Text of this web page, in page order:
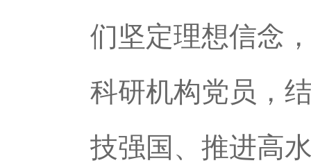
们坚定理想信念
科研机构党员，
技强国、推进高